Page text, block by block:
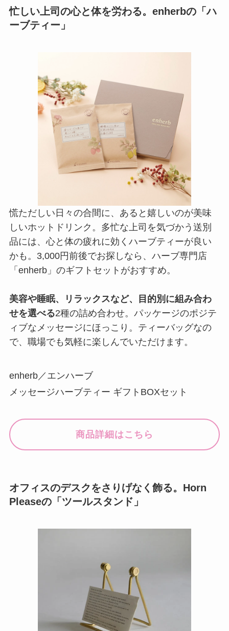
忙しい上司の心と体を労わる。enherbの「ハ
ーブティー」
慌ただしい日々の合間に、あると嬉しいのが美味
しいホットドリンク。多忙な上司を気づかう送別
品には、心と体の疲れに効くハーブティーが良い
かも。3,000円前後でお探しなら、ハーブ専門店
「enherb」のギフトセットがおすすめ。
美容や睡眠、リラックスなど、目的別に組み合わ
せを選べる2種の詰め合わせ。パッケージのポジテ
ィブなメッセージにほっこり。ティーバッグなの
で、職場でも気軽に楽しんでいただけます。
enherb／エンハーブ
メッセージハーブティー ギフトBOXセット
商品詳細はこちら
オフィスのデスクをさりげなく飾る。Horn
Pleaseの「ツールスタンド」